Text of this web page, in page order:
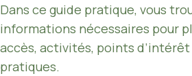
Dans ce guide pratique, vous
informations nécessaires pour
accès, activités, points
pratiques.